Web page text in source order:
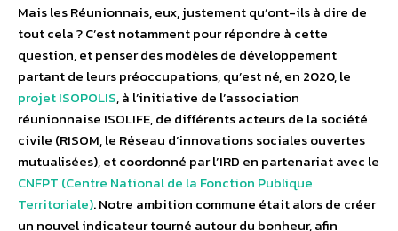
Mais les Réunionnais, eux, justement qu’ont-ils à dire de
tout cela ? C’est notamment pour répondre à cette
question, et penser des modèles de développement
partant de leurs préoccupations, qu’est né, en 2020, le
projet ISOPOLIS, à l’initiative de l’association
réunionnaise ISOLIFE, de différents acteurs de la société
civile (RISOM, le Réseau d’innovations sociales ouvertes
mutualisées), et coordonné par l’IRD en partenariat avec le
CNFPT (Centre National de la Fonction Publique
Territoriale). Notre ambition commune était alors de créer
un nouvel indicateur tourné autour du bonheur, afin